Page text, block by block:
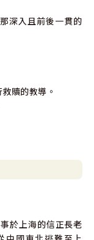
深入且前後一貫的
贖的教導。
於上海的信正長老